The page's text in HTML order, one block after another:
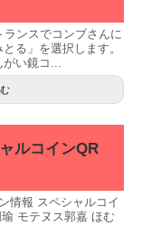
ンスでコンブさんに
る」を選択します。
がい鏡コ...
ルコインQR
情報 スペシャルコイ
モテヌス郭嘉 ほむ